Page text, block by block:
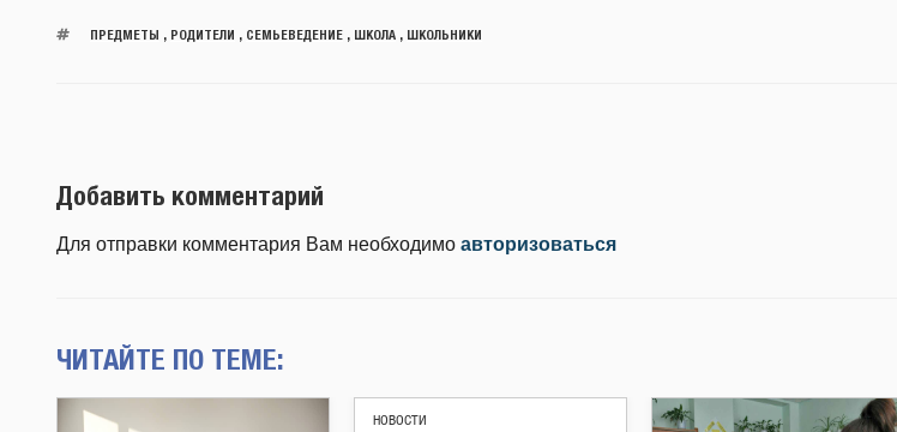
ПРЕДМЕТЫ РОДИТЕЛИ СЕМЬЕВЕДЕНИЕ, ШКОЛА, ШКОЛЬНИКИ
Добавить комментарий
Для отправки комментария Вам необходимо авторизоваться
ЧИТАЙТЕ ПО ТЕМЕ:
НОВОСТИ